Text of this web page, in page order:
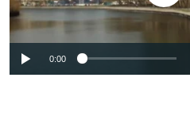
0:00